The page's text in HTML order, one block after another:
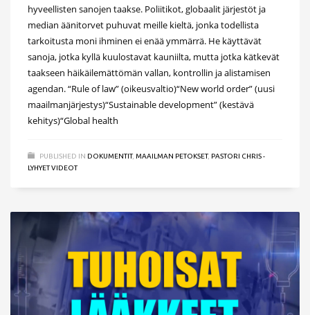
hyveellisten sanojen taakse. Poliitikot, globaalit järjestöt ja
median äänitorvet puhuvat meille kieltä, jonka todellista
tarkoitusta moni ihminen ei enää ymmärrä. He käyttävät
sanoja, jotka kyllä kuulostavat kauniilta, mutta jotka kätkevät
taakseen häikäilemättömän vallan, kontrollin ja alistamisen
agendan. “Rule of law” (oikeusvaltio)“New world order” (uusi
maailmanjärjestys)“Sustainable development” (kestävä
kehitys)“Global health
PUBLISHED IN DOKUMENTIT, MAAILMAN PETOKSET, PASTORI CHRIS -
LYHYET VIDEOT